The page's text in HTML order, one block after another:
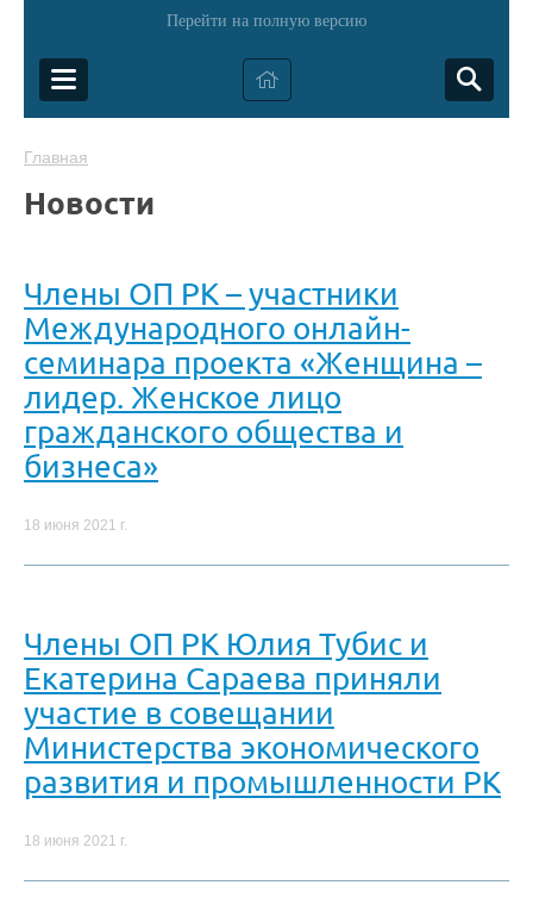
Перейти на полную версию
Главная
Новости
Члены ОП РК – участники
Международного онлайн-
семинара проекта «Женщина –
лидер. Женское лицо
гражданского общества и
бизнеса»
18 июня 2021 г.
Члены ОП РК Юлия Тубис и
Екатерина Сараева приняли
участие в совещании
Министерства экономического
развития и промышленности РК
18 июня 2021 г.